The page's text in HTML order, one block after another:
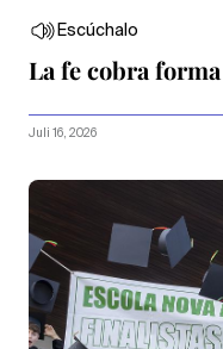
Escúchalo
La fe cobra forma
Juli 16, 2026